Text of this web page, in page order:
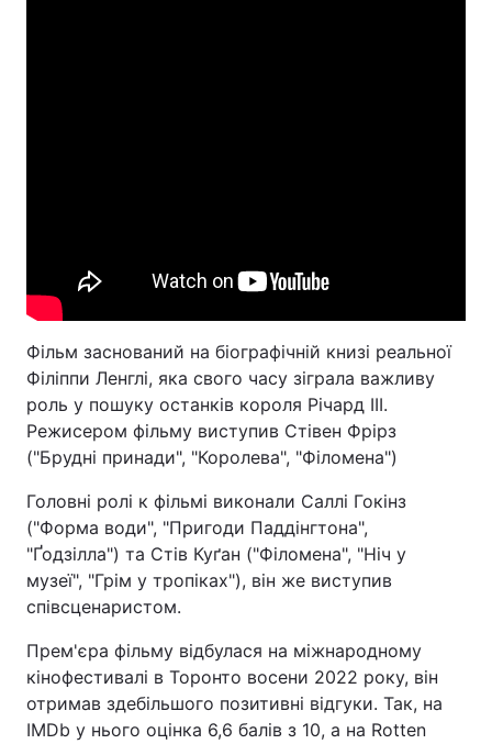
Фільм заснований на біографічній книзі реальної
Філіппи Ленглі, яка свого часу зіграла важливу
роль у пошуку останків короля Річард ІІІ.
Режисером фільму виступив Стівен Фрірз
("Брудні принади", "Королева", "Філомена")
Головні ролі к фільмі виконали Саллі Гокінз
("Форма води", "Пригоди Паддінгтона",
"Ґодзілла") та Стів Куґан ("Філомена", "Ніч у
музеї", "Грім у тропіках"), він же виступив
співсценаристом.
Прем'єра фільму відбулася на міжнародному
кінофестивалі в Торонто восени 2022 року, він
отримав здебільшого позитивні відгуки. Так, на
IMDb у нього оцінка 6,6 балів з 10, а на Rotten